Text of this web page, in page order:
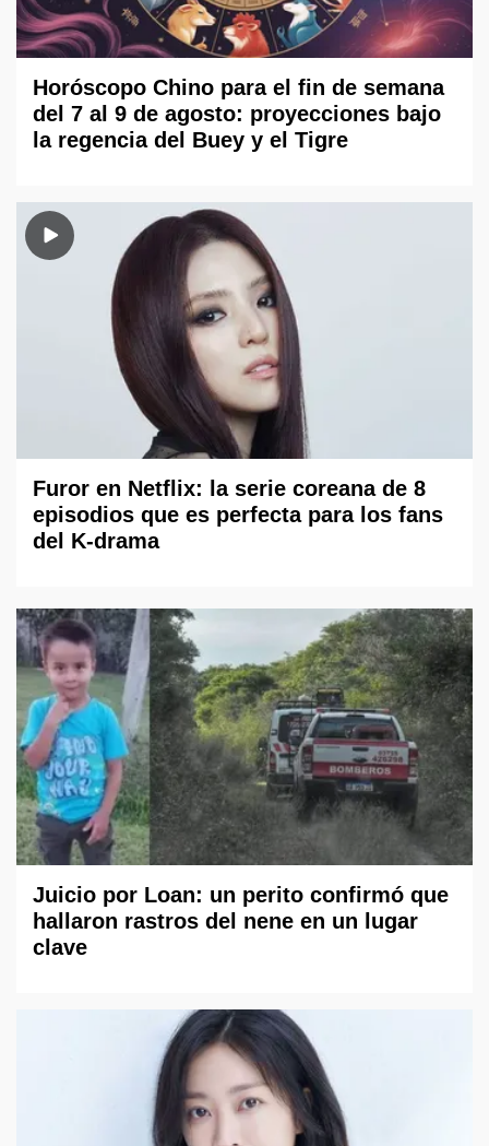
Horóscopo Chino para el fin de semana
del 7 al 9 de agosto: proyecciones bajo
la regencia del Buey y el Tigre
Furor en Netflix: la serie coreana de 8
episodios que es perfecta para los fans
del K-drama
Juicio por Loan: un perito confirmó que
hallaron rastros del nene en un lugar
clave